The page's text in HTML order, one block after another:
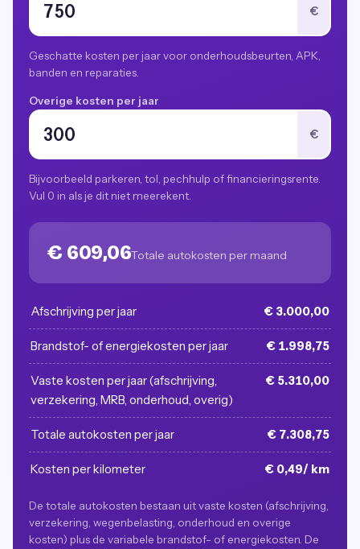
€
Geschatte kosten per jaar voor onderhoudsbeurten, APK,
banden en reparaties.
Overige kosten per jaar
€
Bijvoorbeeld parkeren, tol, pechhulp of financieringsrente.
Vul 0 in als je dit niet meerekent.
€ 609,06Totale autokosten per maand
Afschrijving per jaar € 3.000,00
Brandstof- of energiekosten per jaar € 1.998,75
Vaste kosten per jaar (afschrijving,
verzekering, MRB, onderhoud, overig)
€ 5.310,00
Totale autokosten per jaar € 7.308,75
Kosten per kilometer € 0,49/ km
De totale autokosten bestaan uit vaste kosten (afschrijving,
verzekering, wegenbelasting, onderhoud en overige
kosten) plus de variabele brandstof- of energiekosten. De